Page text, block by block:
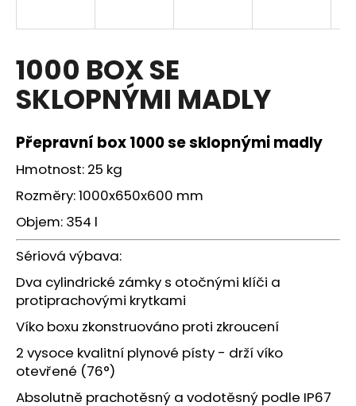
1000 BOX SE
SKLOPNÝMI MADLY
Přepravní box 1000se sklopnými madly
Hmotnost: 25 kg
Rozměry: 1000x650x600 mm
Objem: 354 l
Sériová výbava:
Dva cylindrické zámky s otočnými klíči a
protiprachovými krytkami
Víko boxu zkonstruováno proti zkroucení
2 vysoce kvalitní plynové písty - drží víko
otevřené (76°)
Absolutně prachotěsný a vodotěsný podle IP67
í
t
?
D
p
o
r
č
u
j